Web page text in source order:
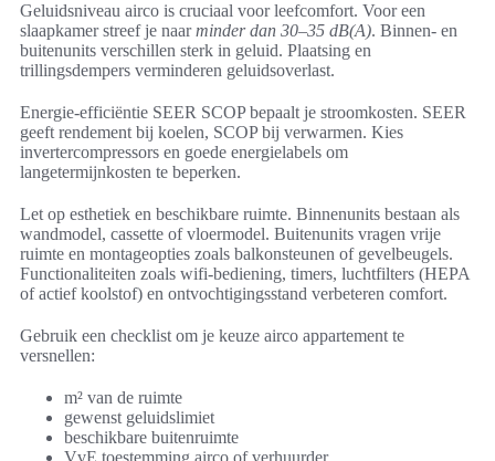
Geluidsniveau airco is cruciaal voor leefcomfort. Voor een
slaapkamer streef je naarminder dan 30–35 dB(A). Binnen- en
buitenunits verschillen sterk in geluid. Plaatsing en
trillingsdempers verminderen geluidsoverlast.
Energie-efficiëntie SEER SCOP bepaalt je stroomkosten. SEER
geeft rendement bij koelen, SCOP bij verwarmen. Kies
invertercompressors en goede energielabels om
langetermijnkosten te beperken.
Let op esthetiek en beschikbare ruimte. Binnenunits bestaan als
wandmodel, cassette of vloermodel. Buitenunits vragen vrije
ruimte en montageopties zoals balkonsteunen of gevelbeugels.
Functionaliteiten zoals wifi-bediening, timers, luchtfilters (HEPA
of actief koolstof) en ontvochtigingsstand verbeteren comfort.
Gebruik een checklist om je keuze airco appartement te
versnellen:
m² van de ruimte
gewenst geluidslimiet
beschikbare buitenruimte